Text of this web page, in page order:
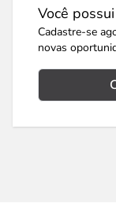
Você
Cadastre-se
novas